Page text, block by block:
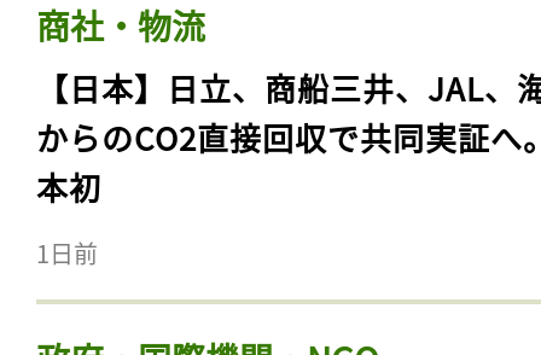
商社・物流
【日本】日立、商船三井、JAL、
からのCO2直接回収で共同実証へ
本初
1日前